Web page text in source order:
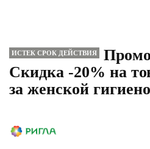
ИСТЕК СРОК ДЕЙСТВИЯ
Скидка -20% на
за женской